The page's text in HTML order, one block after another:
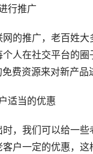
行推广
推广，老百姓大
人在社交平台的
费资源来对新产品
当的优惠
我们可以给一些
户一定的优惠，